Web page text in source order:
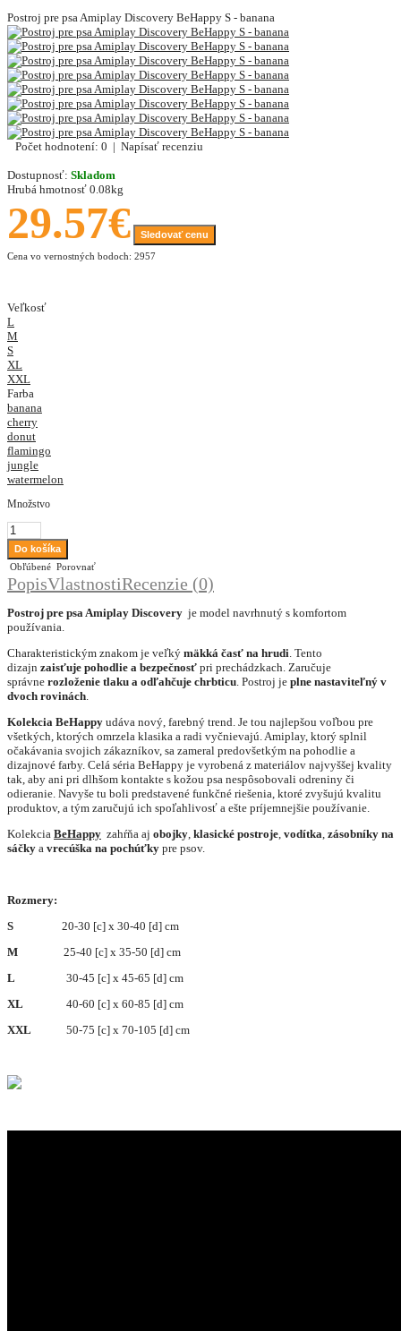
Postroj pre psa Amiplay Discovery BeHappy S - banana
Počet hodnotení: 0 | Napísať recenziu
Dostupnosť: Skladom
Hrubá hmotnosť 0.08kg
29.57€
Sledovať cenu
Cena vo vernostných bodoch: 2957
Veľkosť
L
M
S
XL
XXL
Farba
banana
cherry
donut
flamingo
jungle
watermelon
Množstvo
Obľúbené Porovnať
PopisVlastnostiRecenzie (0)
Postroj pre psa Amiplay Discovery je model navrhnutý s komfortom
používania.
Charakteristickým znakom je veľký mäkká časť na hrudi. Tento
dizajn zaisťuje pohodlie a bezpečnosť pri prechádzkach. Zaručuje
správne rozloženie tlaku a odľahčuje chrbticu. Postroj je plne nastaviteľný v
dvoch rovinách.
Kolekcia BeHappy udáva nový, farebný trend. Je tou najlepšou voľbou pre
všetkých, ktorých omrzela klasika a radi vyčnievajú. Amiplay, ktorý splnil
očakávania svojich zákazníkov, sa zameral predovšetkým na pohodlie a
dizajnové farby. Celá séria BeHappy je vyrobená z materiálov najvyššej kvality
tak, aby ani pri dlhšom kontakte s kožou psa nespôsobovali odreniny či
odieranie. Navyše tu boli predstavené funkčné riešenia, ktoré zvyšujú kvalitu
produktov, a tým zaručujú ich spoľahlivosť a ešte príjemnejšie používanie.
Kolekcia BeHappy zahŕňa aj obojky, klasické postroje, vodítka, zásobníky na
sáčky a vrecúška na pochúťky pre psov.
Rozmery:
S 20-30 [c] x 30-40 [d] cm
M
25-40 [c] x 35-50 [d] cm
L
30-45 [c] x 45-65 [d] cm
XL 40-60 [c] x 60-85 [d] cm
XXL 50-75 [c] x 70-105 [d] cm